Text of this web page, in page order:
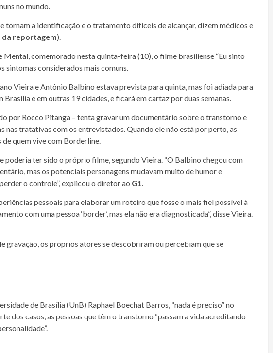
no mundo.
tornam a identificação e o tratamento difíceis de alcançar, dizem médicos e
da reportagem).
Mental, comemorado nesta quinta-feira (10), o filme brasiliense “Eu sinto
sintomas considerados mais comuns.
Vieira e Antônio Balbino estava prevista para quinta, mas foi adiada para
e em outras 19 cidades, e ficará em cartaz por duas semanas.
por Rocco Pitanga – tenta gravar um documentário sobre o transtorno e
nas tratativas com os entrevistados. Quando ele não está por perto, as
quem vive com Borderline.
poderia ter sido o próprio filme, segundo Vieira. “O Balbino chegou com
mas os potenciais personagens mudavam muito de humor e
o controle”, explicou o diretor ao G1.
pessoais para elaborar um roteiro que fosse o mais fiel possível à
com uma pessoa ‘border’, mas ela não era diagnosticada”, disse Vieira.
gravação, os próprios atores se descobriram ou percebiam que se
de Brasília (UnB) Raphael Boechat Barros, “nada é preciso” no
dos casos, as pessoas que têm o transtorno “passam a vida acreditando